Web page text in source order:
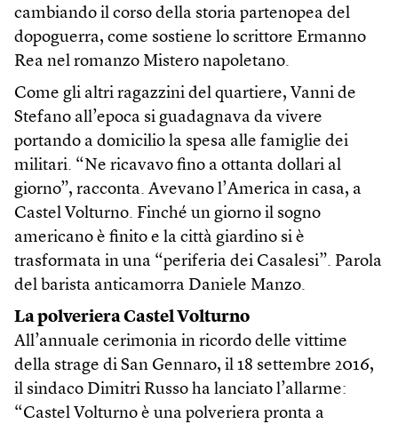
cambiando il corso della storia partenopea del
dopoguerra, come sostiene lo scrittore Ermanno
Rea nel romanzo Mistero napoletano.
Come gli altri ragazzini del quartiere, Vanni de
Stefano all’epoca si guadagnava da vivere
portando a domicilio la spesa alle famiglie dei
militari. “Ne ricavavo fino a ottanta dollari al
giorno”, racconta. Avevano l’America in casa, a
Castel Volturno. Finché un giorno il sogno
americano è finito e la città giardino si è
trasformata in una “periferia dei Casalesi”. Parola
del barista anticamorra Daniele Manzo.
La polveriera Castel Volturno
All’annuale cerimonia in ricordo delle vittime
della strage di San Gennaro, il 18 settembre 2016,
il sindaco Dimitri Russo ha lanciato l’allarme:
“Castel Volturno è una polveriera pronta a